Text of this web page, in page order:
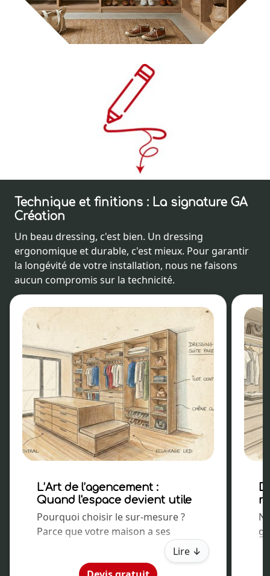
Technique et finitions : La signature GA
Création
Un beau dressing, c'est bien. Un dressing
ergonomique et durable, c'est mieux. Pour garantir
la longévité de votre installation, nous ne faisons
aucun compromis sur la technicité.
L’Art de l’agencement :
Quand l'espace devient utile
Pourquoi choisir le sur-mesure ?
Parce que votre maison a ses
particularités. Un mur mansardé,
une niche inexploitée ou une
Lire ↓